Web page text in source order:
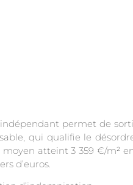
permet de
qui qualifie le
atteint 3 359 €/m²
d’euros.